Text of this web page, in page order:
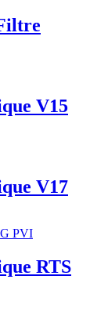
V15
V17
RTS